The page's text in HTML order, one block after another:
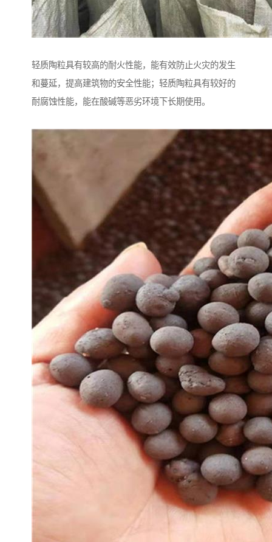
轻质陶粒具有较高的耐火性能，能有效防止火灾的发生
和蔓延，提高建筑物的安全性能；轻质陶粒具有较好的
耐腐蚀性能，能在酸碱等恶劣环境下长期使用。